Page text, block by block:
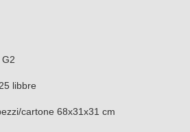
​​libbre
cartone 68x31x31 cm